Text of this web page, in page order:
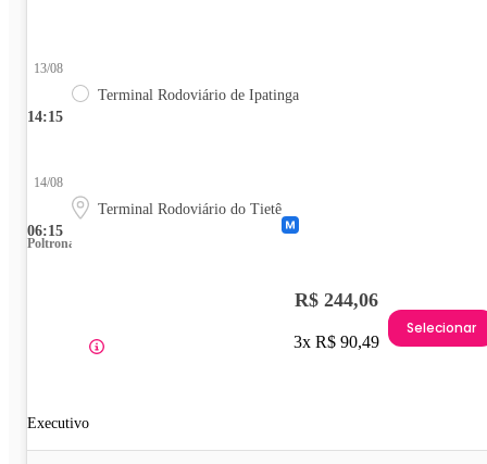
14:15
13/08
Terminal Rodoviário de Ipatinga
06:15
14/08
Terminal Rodoviário do Tietê
Poltrona
Executivo
R$ 244,06
3x R$ 90,49
Selecionar